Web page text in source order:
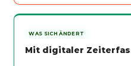
WAS SICH ÄNDERT
Mit digitaler